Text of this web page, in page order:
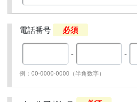
電話番号 必須
- -
例：00-0000-0000（半角数字）